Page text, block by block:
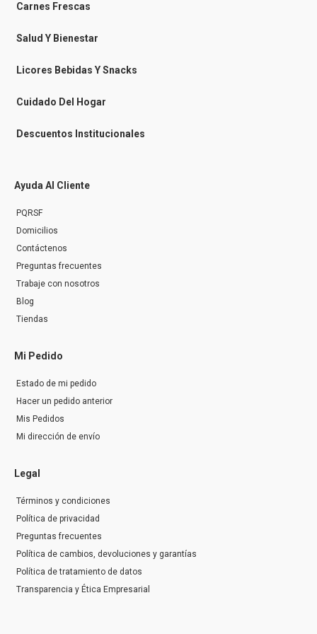
-
s
s
n
g
r
m
Carnes Frescas
Salud Y Bienestar
Licores Bebidas Y Snacks
Cuidado Del Hogar
Descuentos Institucionales
Ayuda Al Cliente
PQRSF
Domicilios
Contáctenos
Preguntas frecuentes
Trabaje con nosotros
Blog
Tiendas
Mi Pedido
Estado de mi pedido
Hacer un pedido anterior
Mis Pedidos
Mi dirección de envío
Legal
Términos y condiciones
Política de privacidad
Preguntas frecuentes
Política de cambios, devoluciones y garantías
Política de tratamiento de datos
Transparencia y Ética Empresarial